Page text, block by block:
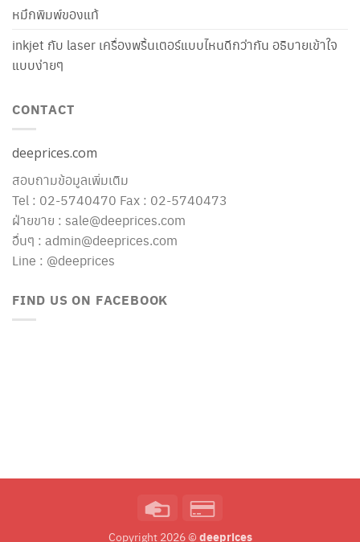
หมึกพิมพ์ของแท้
inkjet กับ laser เครื่องพริ้นเตอร์แบบไหนดีกว่ากัน อธิบายเข้าใจ
แบบง่ายๆ
CONTACT
deeprices.com
สอบถามข้อมูลเพิ่มเติม
Tel : 02-5740470 Fax : 02-5740473
ฝ่ายขาย : sale@deeprices.com
อื่นๆ : admin@deeprices.com
Line : @deeprices
FIND US ON FACEBOOK
Credit
Copyright 2026 © deeprices